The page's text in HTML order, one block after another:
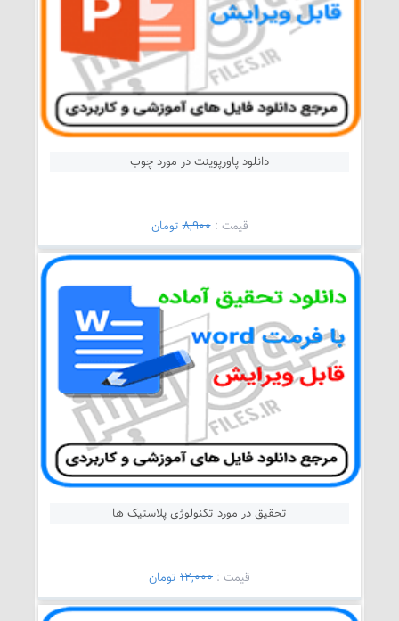
دانلود پاورپوینت در مورد چوب
8,900تومان
تحقیق در مورد تکنولوژی پلاستیک ها
12,000 تومان